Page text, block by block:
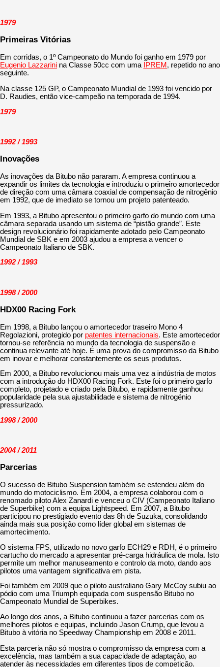
1979
Primeiras Vitórias
Em corridas, o 1º Campeonato do Mundo foi ganho em 1979 por
Eugenio Lazzarini na Classe 50cc com uma IPREM , repetido no ano
seguinte.
Na classe 125 GP, o Campeonato Mundial de 1993 foi vencido por
D. Raudies, então vice-campeão na temporada de 1994.
1979
1992 / 1993
Inovações
As inovações da Bitubo não pararam. A empresa continuou a
expandir os limites da tecnologia e introduziu o primeiro amortecedor
de direção com uma câmara coaxial de compensação de nitrogênio
em 1992, que de imediato se tornou um projeto patenteado.
Em 1993, a Bitubo apresentou o primeiro garfo do mundo com uma
câmara separada usando um sistema de “pistão grande”. Este
design revolucionário foi rapidamente adotado pelo Campeonato
Mundial de SBK e em 2003 ajudou a empresa a vencer o
Campeonato Italiano de SBK.
1992 / 1993
1998 / 2000
HDX00 Racing Fork
Em 1998, a Bitubo lançou o amortecedor traseiro Mono 4
Regolazioni, protegido por patentes internacionais. Este amortecedor
tornou-se referência no mundo da tecnologia de suspensão e
continua relevante até hoje. É uma prova do compromisso da Bitubo
em inovar e melhorar constantemente os seus produtos.
Em 2000, a Bitubo revolucionou mais uma vez a indústria de motos
com a introdução do HDX00 Racing Fork. Este foi o primeiro garfo
completo, projetado e criado pela Bitubo, e rapidamente ganhou
popularidade pela sua ajustabilidade e sistema de nitrogénio
pressurizado.
1998 / 2000
2004 / 2011
Parcerias
O sucesso de Bitubo Suspension também se estendeu além do
mundo do motociclismo. Em 2004, a empresa colaborou com o
renomado piloto Alex Zanardi e venceu o CIV (Campeonato Italiano
de Superbike) com a equipa Lightspeed. Em 2007, a Bitubo
participou no prestigiado evento das 8h de Suzuka, consolidando
ainda mais sua posição como líder global em sistemas de
amortecimento.
O sistema FPS, utilizado no novo garfo ECH29 e RDH, é o primeiro
cartucho do mercado a apresentar pré-carga hidráulica de mola. Isto
permite um melhor manuseamento e controlo da moto, dando aos
pilotos uma vantagem significativa em pista.
Foi também em 2009 que o piloto australiano Gary McCoy subiu ao
pódio com uma Triumph equipada com suspensão Bitubo no
Campeonato Mundial de Superbikes.
Ao longo dos anos, a Bitubo continuou a fazer parcerias com os
melhores pilotos e equipas, incluindo Jason Crump, que levou a
Bitubo à vitória no Speedway Championship em 2008 e 2011.
Esta parceria não só mostra o compromisso da empresa com a
excelência, mas também a sua capacidade de adaptação, ao
atender às necessidades em diferentes tipos de competição.